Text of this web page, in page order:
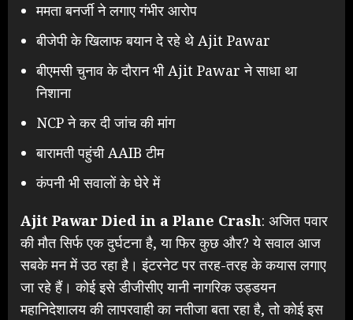
ममता बनर्जी ने लगाए गंभीर आरोप
बीजेपी के खिलाफ बयान दे रहे थे Ajit Pawar
बीएमसी चुनाव के दौरान भी Ajit Pawar ने साधा था
निशाना
NCP ने कर दी जांच की मांग
बारामती पहुंची AAIB टीम
कंपनी भी सवालों के घेरे में
Ajit Pawar Died in a Plane Crash: अजित पवार
की मौत सिर्फ एक दुर्घटना है, या फिर कुछ और? ये सवाल आज
सबके मन में उठ रहा है। इंटरनेट पर तरह-तरह के कयास लगाए
जा रहे हैं। कोई इसे डीजीसीए यानी नागरिक उड्डयन
महानिदेशालय की लापरवाही का नतीजा बता रहा है, तो कोई इस